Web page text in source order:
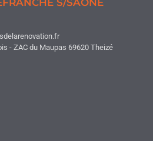
S/SAÔNE
- ZAC du Maupas 69620 Theizé